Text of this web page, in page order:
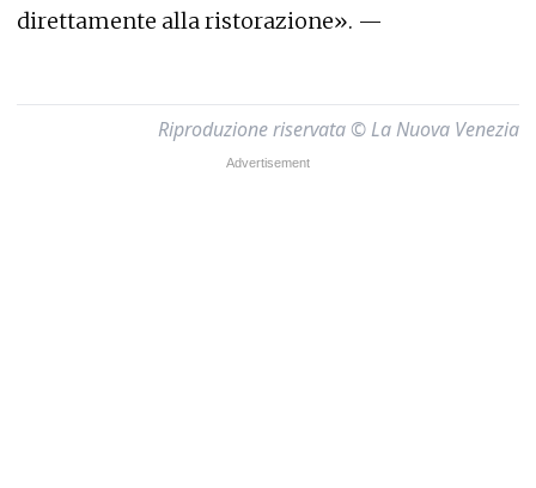
direttamente alla ristorazione». —
Riproduzione riservata © La Nuova Venezia